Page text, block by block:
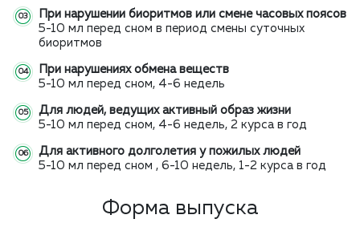
При нарушении биоритмов или смене часовых поясов
5-10 мл перед сном в период смены суточных
биоритмов
При нарушениях обмена веществ
5-10 мл перед сном, 4-6 недель
Для людей, ведущих активный образ жизни
5-10 мл перед сном, 4-6 недель, 2 курса в год
Для активного долголетия у пожилых людей
5-10 мл перед сном , 6-10 недель, 1-2 курса в год
Форма выпуска